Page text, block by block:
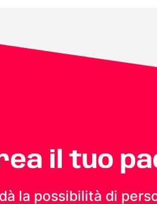
il tuo
la possibilità di